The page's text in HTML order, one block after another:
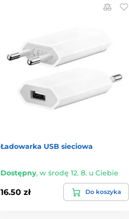
Ładowarka USB sieciowa
Dostępny, w środę 12. 8. u Ciebie
16.50 zł Do koszyka